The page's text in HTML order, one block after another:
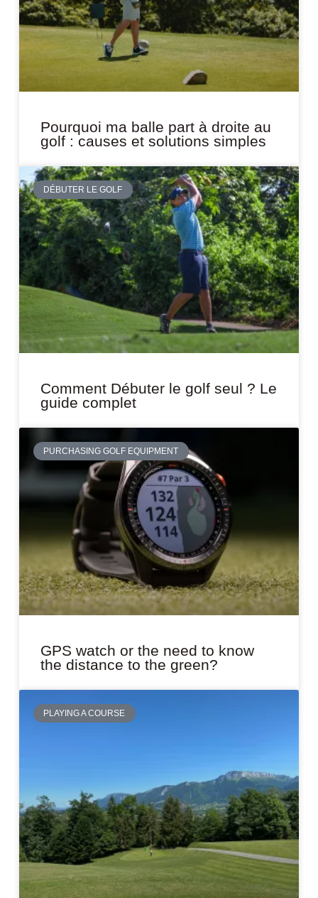
Pourquoi ma balle part à droite au
golf : causes et solutions simples
DÉBUTER LE GOLF
Comment Débuter le golf seul ? Le
guide complet
PURCHASING GOLF EQUIPMENT
GPS watch or the need to know
the distance to the green?
PLAYING A COURSE